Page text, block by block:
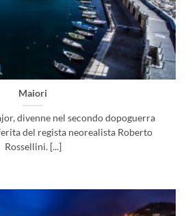
Maiori
divenne nel secondo dopoguerra
del regista neorealista Roberto
Rossellini. [...]